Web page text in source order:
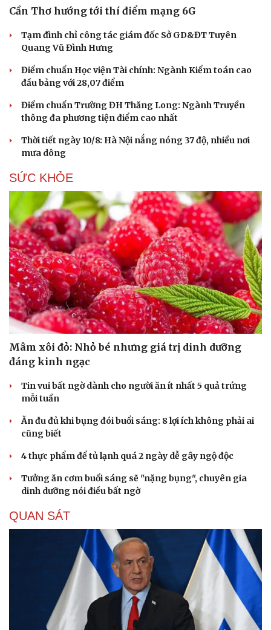
Cải chính
Cần Thơ hướng tới thí điểm mạng 6G
Tạm đình chỉ công tác giám đốc Sở GD&ĐT Tuyên
Quang Vũ Đình Hưng
Điểm chuẩn Học viện Tài chính: Ngành Kiểm toán cao
đầu bảng với 28,07 điểm
Điểm chuẩn Trường ĐH Thăng Long: Ngành Truyền
thông đa phương tiện điểm cao nhất
Thời tiết ngày 10/8: Hà Nội nắng nóng 37 độ, nhiều nơi
mưa dông
SỨC KHỎE
Mâm xôi đỏ: Nhỏ bé nhưng giá trị dinh dưỡng
đáng kinh ngạc
Tin vui bất ngờ dành cho người ăn ít nhất 5 quả trứng
mỗi tuần
Ăn đu đủ khi bụng đói buổi sáng: 8 lợi ích không phải ai
cũng biết
4 thực phẩm để tủ lạnh quá 2 ngày dễ gây ngộ độc
Tưởng ăn cơm buổi sáng sẽ "nặng bụng", chuyên gia
dinh dưỡng nói điều bất ngờ
QUAN SÁT